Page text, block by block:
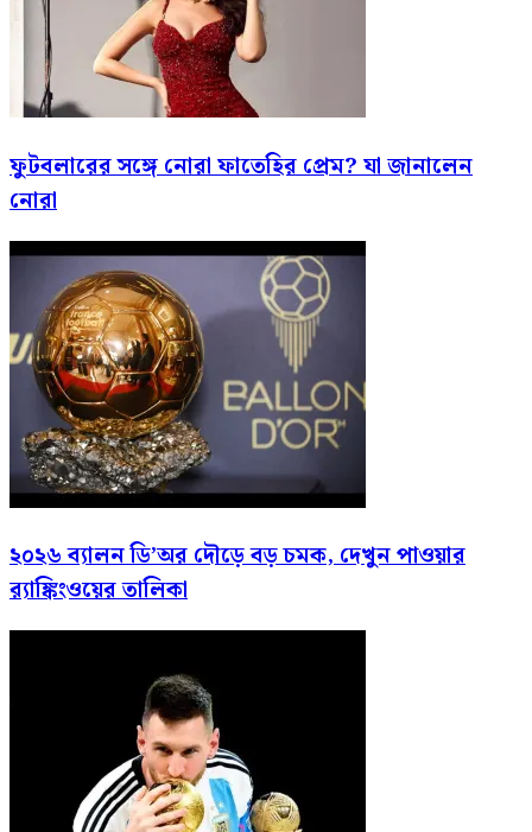
ফুটবলারের সঙ্গে নোরা ফাতেহির প্রেম? যা জানালেন
নোরা
২০২৬ ব্যালন ডি’অর দৌড়ে বড় চমক, দেখুন পাওয়ার
র‍্যাঙ্কিংওয়ের তালিকা